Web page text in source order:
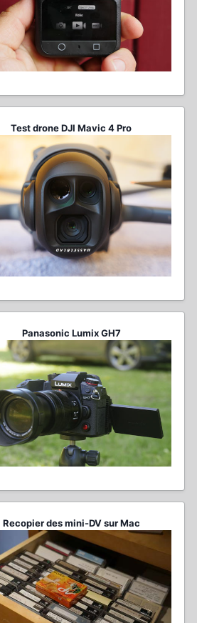
Test drone DJI Mavic 4 Pro
Panasonic Lumix GH7
Recopier des mini-DV sur Mac